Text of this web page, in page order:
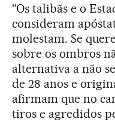
“Os talibãs e o
consideram
molestam. Se
sobre os ombros
alternativa a não
de 28 anos e
afirmam que no
tiros e agredidos